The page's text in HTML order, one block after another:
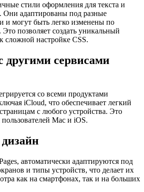
стили оформления для текста и
Они адаптированы под разные
и могут быть легко изменены по
позволяет создать уникальный
сложной настройке CSS.
другими сервисами
со всеми продуктами
iCloud, что обеспечивает легкий
с любого устройства. Это
Mac и iOS.
автоматически адаптируются под
и типы устройств, что делает их
как на смартфонах, так и на больших